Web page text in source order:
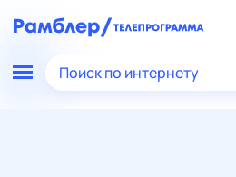
Поиск по интернету